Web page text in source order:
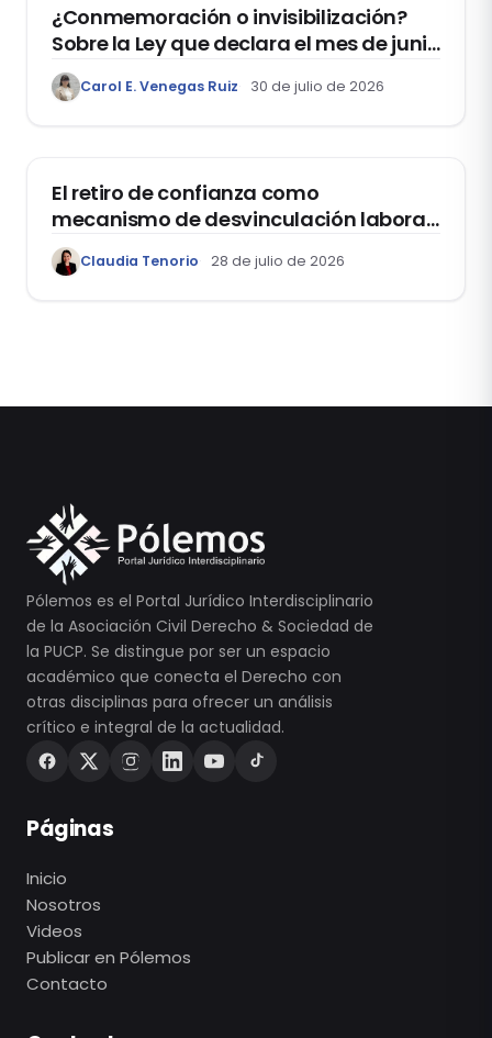
¿Conmemoración o invisibilización?
Sobre la Ley que declara el mes de junio
como el “Mes de la Vida y la Familia”
Carol E. Venegas Ruiz 30 de julio de 2026
El retiro de confianza como
mecanismo de desvinculación laboral:
reflexiones a propósito de la casación
laboral 29553-2024 loreto
Claudia Tenorio 28 de julio de 2026
Pólemos es el Portal Jurídico Interdisciplinario
de la Asociación Civil Derecho & Sociedad de
la PUCP. Se distingue por ser un espacio
académico que conecta el Derecho con
otras disciplinas para ofrecer un análisis
crítico e integral de la actualidad.
Páginas
Inicio
Nosotros
Videos
Publicar en Pólemos
Contacto